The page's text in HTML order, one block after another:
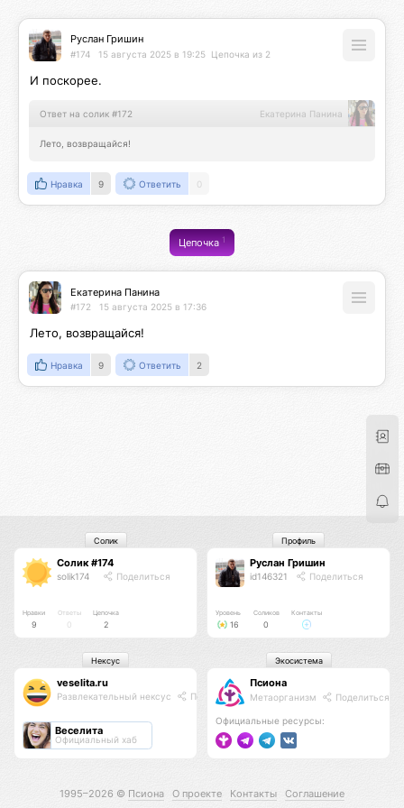
Руслан Гришин
#174 15 августа 2025 в 19:25 Цепочка из 2
И поскорее.
Ответ на солик #172 Екатерина Панина
Лето, возвращайся!
Нравка 9 Ответить 0
Цепочка1
Екатерина Панина
#172 15 августа 2025 в 17:36
Лето, возвращайся!
Нравка 9 Ответить 2
Солик #174
solik174 Поделиться
Нравки
9
Ответы
0
Цепочка
2
Солик
Руслан Гришин
id146321 Поделиться
Уровень
16
Соликов
0
Контакты
Профиль
veselita.ru
Развлекательный нексус Поделиться
Веселита
Официальный хаб
Нексус
Псиона
Метаорганизм Поделиться
Официальные ресурсы:
Экосистема
1995–2026 © Псиона О проекте Контакты
Соглашение